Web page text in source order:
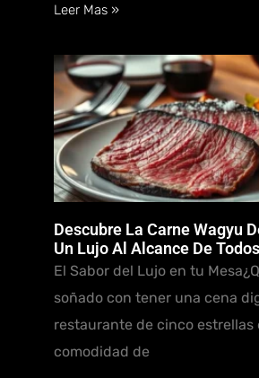
Leer Mas »
Descubre La Carne Wagyu
Un Lujo Al Alcance De Todos
El Sabor del Lujo en tu
soñado con tener una cena
restaurante de cinco estrellas
comodidad de